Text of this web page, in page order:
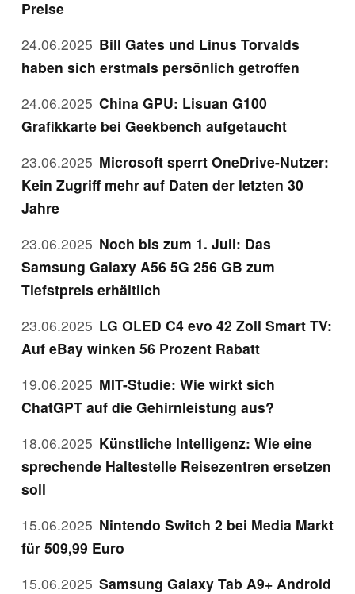
Preise
24.06.2025 Bill Gates und Linus Torvalds
haben sich erstmals persönlich getroffen
24.06.2025 China GPU: Lisuan G100
Grafikkarte bei Geekbench aufgetaucht
23.06.2025 Microsoft sperrt OneDrive-Nutzer:
Kein Zugriff mehr auf Daten der letzten 30
Jahre
23.06.2025 Noch bis zum 1. Juli: Das
Samsung Galaxy A56 5G 256 GB zum
Tiefstpreis erhältlich
23.06.2025 LG OLED C4 evo 42 Zoll Smart TV:
Auf eBay winken 56 Prozent Rabatt
19.06.2025 MIT-Studie: Wie wirkt sich
ChatGPT auf die Gehirnleistung aus?
18.06.2025 Künstliche Intelligenz: Wie eine
sprechende Haltestelle Reisezentren ersetzen
soll
15.06.2025 Nintendo Switch 2 bei Media Markt
für 509,99 Euro
15.06.2025 Samsung Galaxy Tab A9+ Android